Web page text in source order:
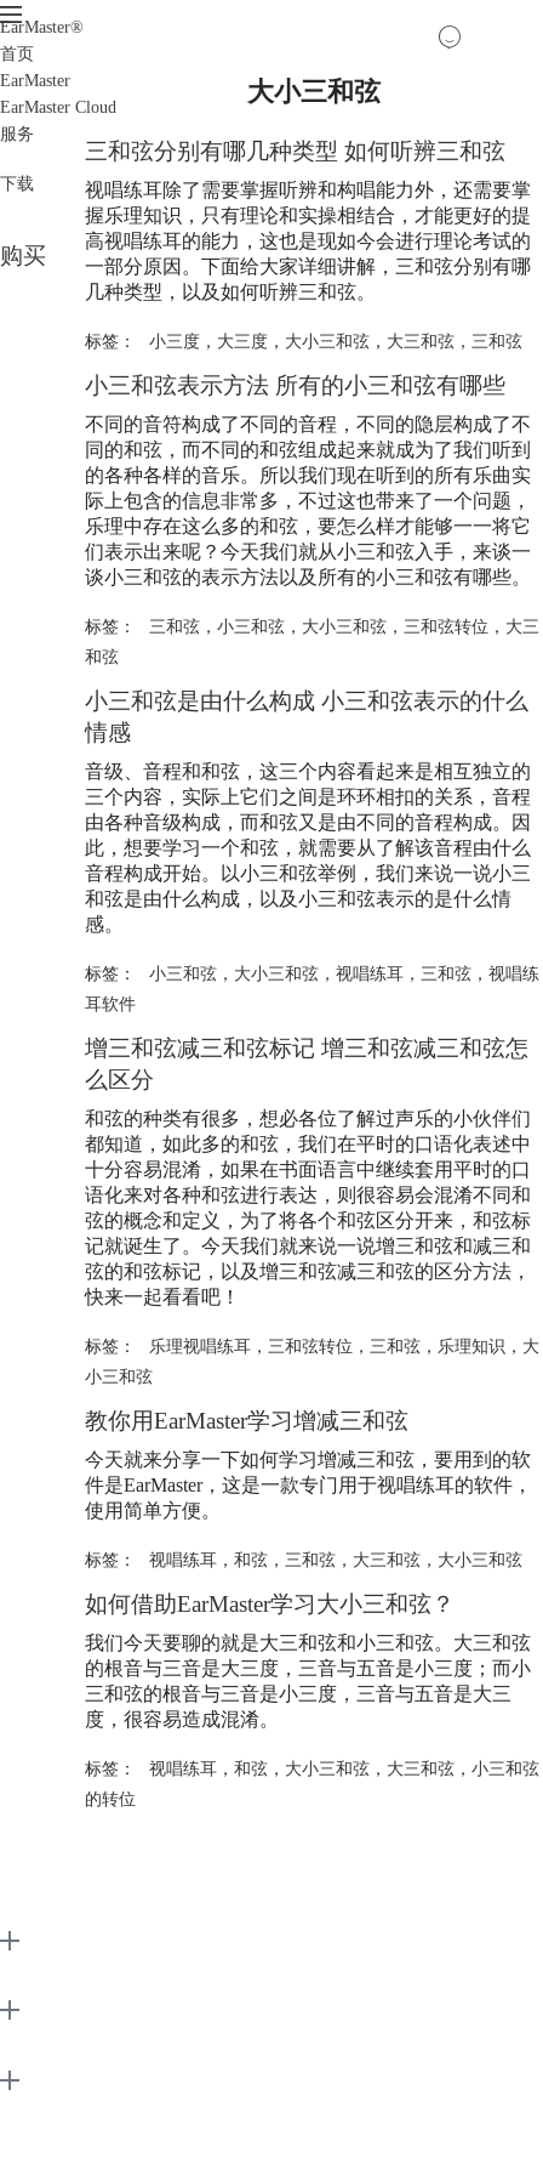
EarMaster®
首页
EarMaster
EarMaster Cloud
服务
下载
购买
大小三和弦
三和弦分别有哪几种类型 如何听辨三和弦
视唱练耳除了需要掌握听辨和构唱能力外，还需要掌
握乐理知识，只有理论和实操相结合，才能更好的提
高视唱练耳的能力，这也是现如今会进行理论考试的
一部分原因。下面给大家详细讲解，三和弦分别有哪
几种类型，以及如何听辨三和弦。
标签： 小三度， 大三度， 大小三和弦， 大三和弦， 三和弦
小三和弦表示方法 所有的小三和弦有哪些
不同的音符构成了不同的音程，不同的隐层构成了不
同的和弦，而不同的和弦组成起来就成为了我们听到
的各种各样的音乐。所以我们现在听到的所有乐曲实
际上包含的信息非常多，不过这也带来了一个问题，
乐理中存在这么多的和弦，要怎么样才能够一一将它
们表示出来呢？今天我们就从小三和弦入手，来谈一
谈小三和弦的表示方法以及所有的小三和弦有哪些。
标签： 三和弦， 小三和弦， 大小三和弦， 三和弦转位 ， 大三
和弦
小三和弦是由什么构成 小三和弦表示的什么
情感
音级、音程和和弦，这三个内容看起来是相互独立的
三个内容，实际上它们之间是环环相扣的关系，音程
由各种音级构成，而和弦又是由不同的音程构成。因
此，想要学习一个和弦，就需要从了解该音程由什么
音程构成开始。以小三和弦举例，我们来说一说小三
和弦是由什么构成，以及小三和弦表示的是什么情
感。
标签： 小三和弦， 大小三和弦， 视唱练耳， 三和弦， 视唱练
耳软件
增三和弦减三和弦标记 增三和弦减三和弦怎
么区分
和弦的种类有很多，想必各位了解过声乐的小伙伴们
都知道，如此多的和弦，我们在平时的口语化表述中
十分容易混淆，如果在书面语言中继续套用平时的口
语化来对各种和弦进行表达，则很容易会混淆不同和
弦的概念和定义，为了将各个和弦区分开来，和弦标
记就诞生了。今天我们就来说一说增三和弦和减三和
弦的和弦标记，以及增三和弦减三和弦的区分方法，
快来一起看看吧！
标签： 乐理视唱练耳， 三和弦转位 ， 三和弦， 乐理知识 ， 大
小三和弦
教你用EarMaster学习增减三和弦
今天就来分享一下如何学习增减三和弦，要用到的软
件是EarMaster，这是一款专门用于视唱练耳的软件，
使用简单方便。
标签： 视唱练耳， 和弦， 三和弦， 大三和弦， 大小三和弦
如何借助EarMaster学习大小三和弦？
我们今天要聊的就是大三和弦和小三和弦。大三和弦
的根音与三音是大三度，三音与五音是小三度；而小
三和弦的根音与三音是小三度，三音与五音是大三
度，很容易造成混淆。
标签： 视唱练耳， 和弦， 大小三和弦， 大三和弦， 小三和弦
的转位